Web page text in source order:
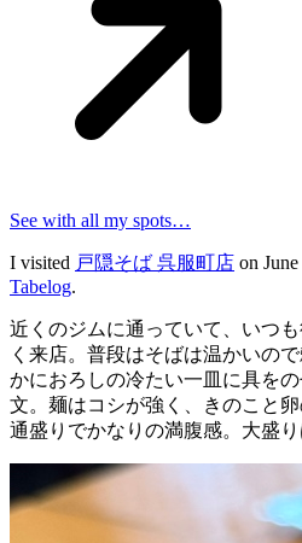
See with all my spots…
I visited 戸隠そば 呉服町店 on
Tabelog.
近くのジムに通っていて、いつ
く来店。普段はそばは温かいの
かにおろしの冷たい一皿に具を
文。麺はコシが強く、きのこと
通盛りでかなりの満腹感。大盛り